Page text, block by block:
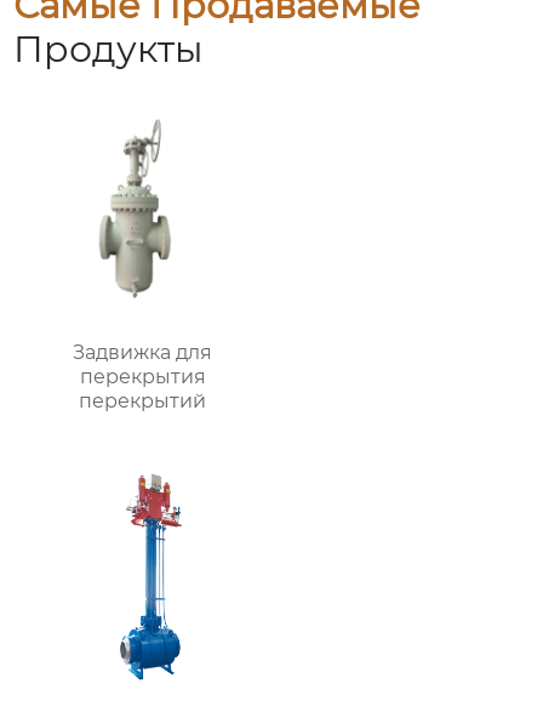
Продукты
Задвижка для
перекрытия
перекрытий